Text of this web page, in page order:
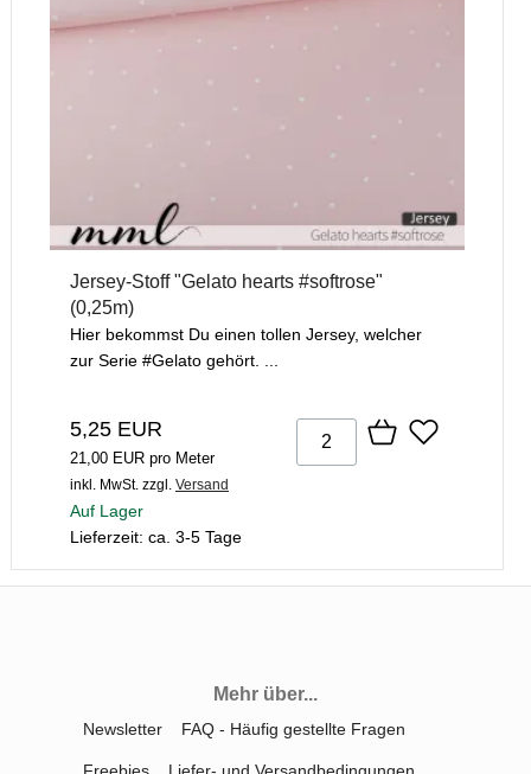
Jersey-Stoff "Gelato hearts #softrose"
(0,25m)
Hier bekommst Du einen tollen Jersey, welcher
zur Serie #Gelato gehört. ...
5,25 EUR
21,00 EUR pro Meter
inkl. MwSt. zzgl. Versand
Auf Lager
Lieferzeit: ca. 3-5 Tage
Mehr über...
Newsletter FAQ - Häufig gestellte Fragen